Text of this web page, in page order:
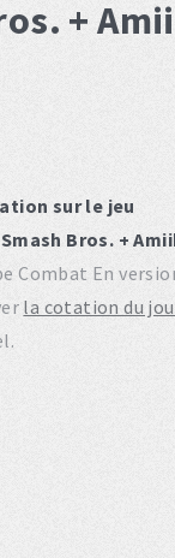
+
sur le jeu
Bros. +
En
la cotation du